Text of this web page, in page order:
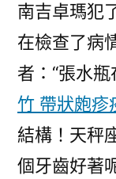
南吉卓瑪犯
在檢查了病
者：“張水
竹 帶狀皰疹
結構！天秤
個牙齒好著